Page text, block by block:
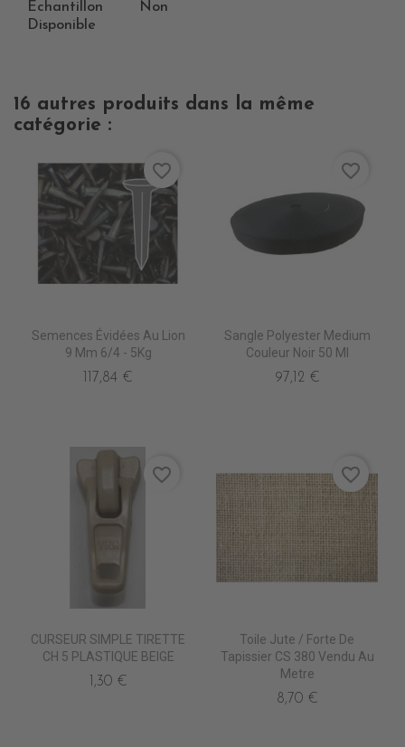
Echantillon
Disponible
Non
16 autres produits dans la même
catégorie :
Semences Évidées Au Lion
9 Mm 6/4 - 5Kg
117,84 €
favorite_border
Sangle Polyester Medium
Couleur Noir 50 Ml
97,12 €
favorite_border
CURSEUR SIMPLE TIRETTE
CH 5 PLASTIQUE BEIGE
1,30 €
favorite_border
Toile Jute / Forte De
Tapissier CS 380 Vendu Au
Metre
8,70 €
favorite_border